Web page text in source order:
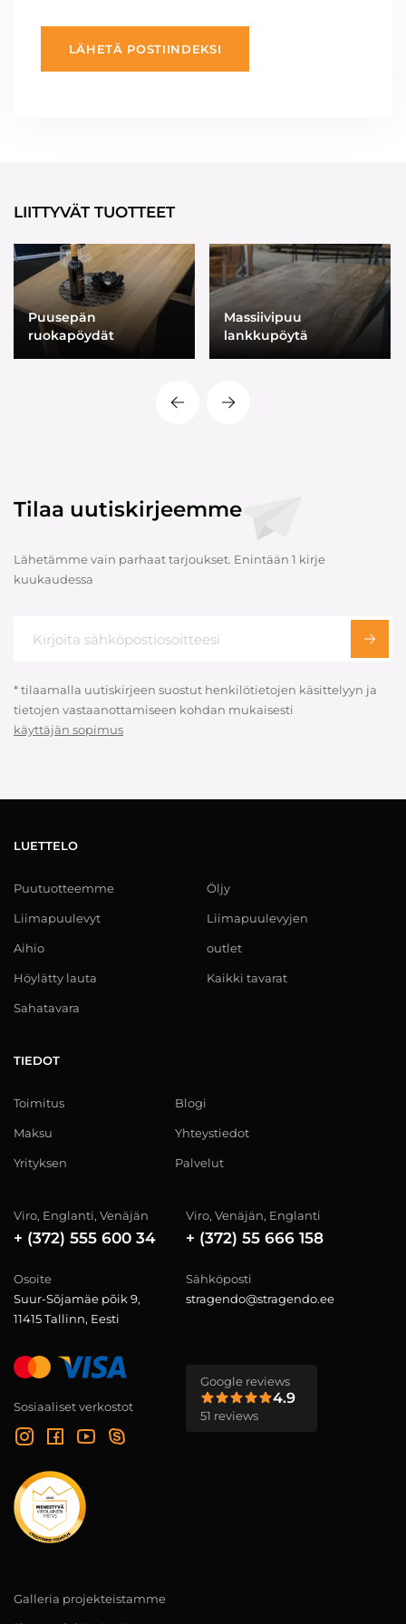
LÄHETÄ POSTIINDEKSI
LIITTYVÄT TUOTTEET
Puusepän
ruokapöydät
Massiivipuu
lankkupöytä
Tilaa uutiskirjeemme
Lähetämme vain parhaat tarjoukset. Enintään 1 kirje
kuukaudessa
* tilaamalla uutiskirjeen suostut henkilötietojen käsittelyyn ja
tietojen vastaanottamiseen kohdan mukaisesti
käyttäjän sopimus
LUETTELO
Puutuotteemme
Liimapuulevyt
Aihio
Höylätty lauta
Sahatavara
Öljy
Liimapuulevyjen
outlet
Kaikki tavarat
TIEDOT
Toimitus
Maksu
Yrityksen
Blogi
Yhteystiedot
Palvelut
Viro, Englanti, Venäjän
+ (372) 555 600 34
Viro, Venäjän, Englanti
+ (372) 55 666 158
Osoite
Suur-Sõjamäe põik 9,
11415 Tallinn, Eesti
Sähköposti
stragendo@stragendo.ee
Sosiaaliset verkostot
Google reviews
4.9
51 reviews
Galleria projekteistamme